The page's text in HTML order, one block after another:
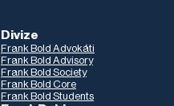
Divize
Frank Bold Advokáti
Frank Bold Advisory
Frank Bold Society
Frank Bold Core
Frank Bold Students